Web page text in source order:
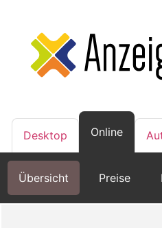
Desktop Online
Übersicht Preise